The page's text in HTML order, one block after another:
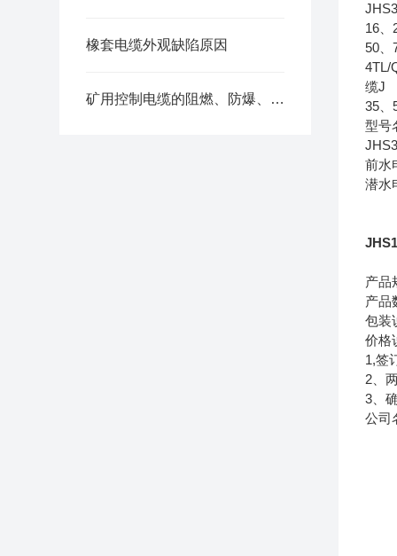
橡套电缆外观缺陷原因
矿用控制电缆的阻燃、防爆、抗干扰技术解析
16、
50、
4TL/
缆J
35、
型号
前水
潜水
产品
产品
包装
价格
1,签
2、
3、
公司